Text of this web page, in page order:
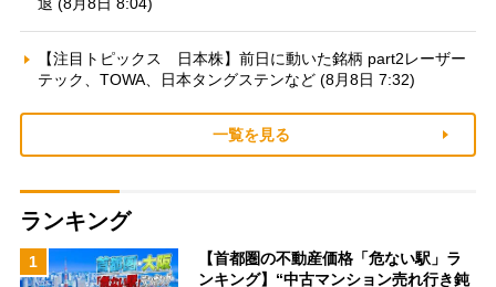
退 (8月8日 8:04)
【注目トピックス 日本株】前日に動いた銘柄 part2レーザー
テック、TOWA、日本タングステンなど (8月8日 7:32)
一覧を見る
ランキング
1
【首都圏の不動産価格「危ない駅」ラ
ンキング】“中古マンション売れ行き鈍